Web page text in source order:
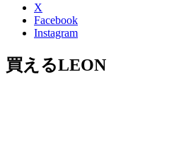
X
Facebook
Instagram
買えるLEON